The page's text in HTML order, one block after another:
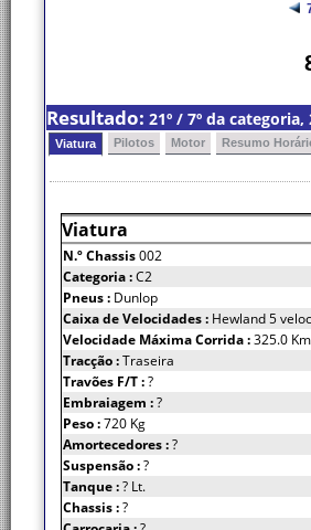
Resultado: 21º / 7º da
Viatura Pilotos Motor Resumo
Viatura
N.º Chassis002
Categoria :C2
Pneus : Dunlop
Caixa de Velocidades : Hewland 5
Velocidade Máxima Corrida :325.0
Tracção :Traseira
Travões F/T :?
Embraiagem :?
Peso :720 Kg
Amortecedores :?
Suspensão :?
Tanque :? Lt.
Chassis :?